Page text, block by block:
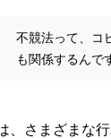
不競法って、コ
も関係するんで
、さまざまな